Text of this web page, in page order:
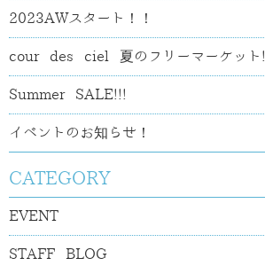
2023AWスタート！！
cour des ciel 夏のフリーマーケット!
Summer SALE!!!
イベントのお知らせ！
CATEGORY
EVENT
STAFF BLOG